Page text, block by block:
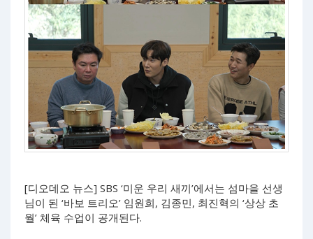
[디오데오 뉴스] SBS ‘미운 우리 새끼’에서는 섬마을 선생
님이 된 ‘바보 트리오’ 임원희, 김종민, 최진혁의 ‘상상 초
월’ 체육 수업이 공개된다.